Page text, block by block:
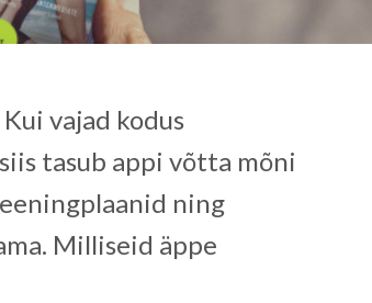
vajad kodus
tasub appi võtta mõni
ning
Milliseid äppe